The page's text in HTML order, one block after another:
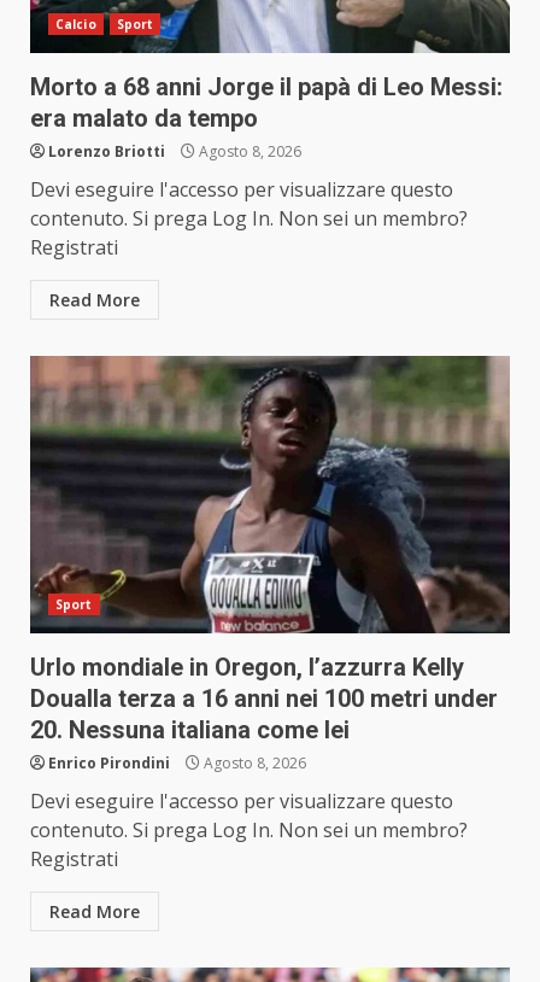
Calcio Sport
Morto a 68 anni Jorge il papà di Leo Messi:
era malato da tempo
Lorenzo Briotti Agosto 8, 2026
Devi eseguire l'accesso per visualizzare questo
contenuto. Si prega Log In. Non sei un membro?
Registrati
Read More
Sport
Urlo mondiale in Oregon, l’azzurra Kelly
Doualla terza a 16 anni nei 100 metri under
20. Nessuna italiana come lei
Enrico Pirondini Agosto 8, 2026
Devi eseguire l'accesso per visualizzare questo
contenuto. Si prega Log In. Non sei un membro?
Registrati
Read More